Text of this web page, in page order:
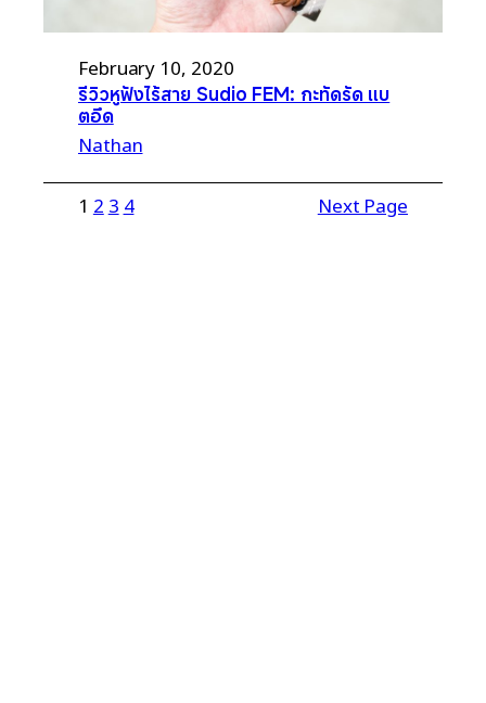
February 10, 2020
รีวิวหูฟังไร้สาย Sudio FEM: กะทัดรัด แบ
ตอึด
Nathan
1 2 3 4 Next Page